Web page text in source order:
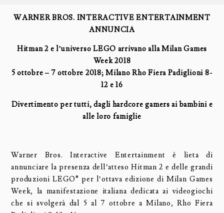
WARNER BROS. INTERACTIVE ENTERTAINMENT
ANNUNCIA
Hitman 2 e l’universo LEGO arrivano alla Milan Games
Week 2018
5 ottobre – 7 ottobre 2018; Milano Rho Fiera Padiglioni 8-
12 e 16
Divertimento per tutti, dagli hardcore gamers ai bambini e
alle loro famiglie
Warner Bros. Interactive Entertainment è lieta di
annunciare la presenza dell’atteso Hitman 2 e delle grandi
produzioni LEGO® per l’ottava edizione di Milan Games
Week, la manifestazione italiana dedicata ai videogiochi
che si svolgerà dal 5 al 7 ottobre a Milano, Rho Fiera